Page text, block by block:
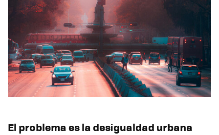
El problema es la desigualdad urbana